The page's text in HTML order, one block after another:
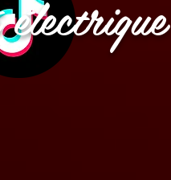
électrique